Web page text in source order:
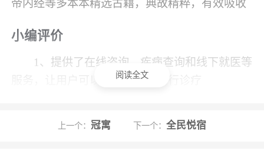
帝内经等多本本精选古籍，典故精粹，有效吸收
小编评价
1、提供了在线咨询、疾病查询和线下就医等
服务，让用户可以更为方便地进行诊疗
全、可靠的医疗服务
阅读全文
上一个： 冠寓 下一个：全民悦宿